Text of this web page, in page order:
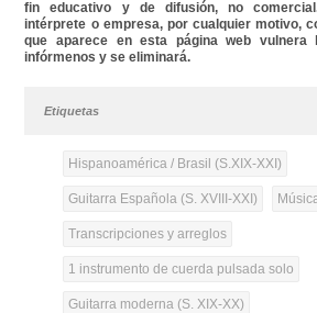
fin educativo y de difusión, no
intérprete o empresa, por cualquier motivo,
que aparece en esta página web vulnera
infórmenos y se eliminará.
Etiquetas
Hispanoamérica / Brasil (S.XIX-XXI)
Guitarra Española (S. XVIII-XXI)
Transcripciones y arreglos
1 instrumento de cuerda pulsada solo
Guitarra moderna (S. XIX-XX)